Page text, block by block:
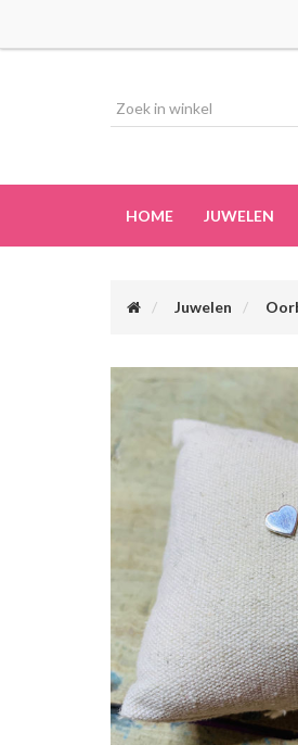
HOME JUWELEN
Juwelen